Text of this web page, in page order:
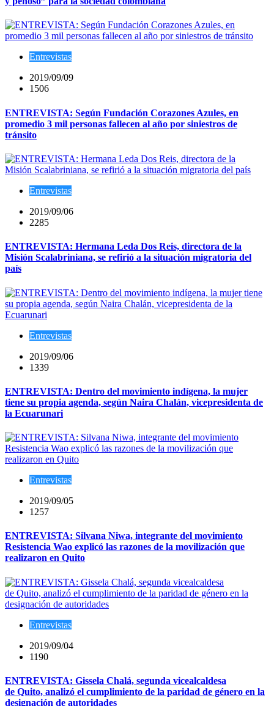
Entrevistas
2019/09/09
1506
ENTREVISTA: Según Fundación Corazones Azules, en
promedio 3 mil personas fallecen al año por siniestros de
tránsito
Entrevistas
2019/09/06
2285
ENTREVISTA: Hermana Leda Dos Reis, directora de la
Misión Scalabriniana, se refirió a la situación migratoria del
país
Entrevistas
2019/09/06
1339
ENTREVISTA: Dentro del movimiento indígena, la mujer
tiene su propia agenda, según Naira Chalán, vicepresidenta de
la Ecuarunari
Entrevistas
2019/09/05
1257
ENTREVISTA: Silvana Niwa, integrante del movimiento
Resistencia Wao explicó las razones de la movilización que
realizaron en Quito
Entrevistas
2019/09/04
1190
ENTREVISTA: Gissela Chalá, segunda vicealcaldesa
de Quito, analizó el cumplimiento de la paridad de género en la
designación de autoridades